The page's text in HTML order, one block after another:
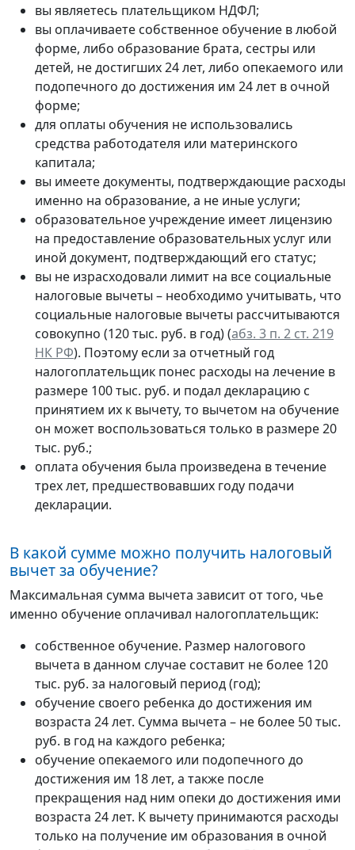
вы являетесь плательщиком НДФЛ;
вы оплачиваете собственное обучение в любой
форме, либо образование брата, сестры или
детей, не достигших 24 лет, либо опекаемого или
подопечного до достижения им 24 лет в очной
форме;
для оплаты обучения не использовались
средства работодателя или материнского
капитала;
вы имеете документы, подтверждающие расходы
именно на образование, а не иные услуги;
образовательное учреждение имеет лицензию
на предоставление образовательных услуг или
иной документ, подтверждающий его статус;
вы не израсходовали лимит на все социальные
налоговые вычеты – необходимо учитывать, что
социальные налоговые вычеты рассчитываются
совокупно (120 тыс. руб. в год) (абз. 3 п. 2 ст. 219
НК РФ). Поэтому если за отчетный год
налогоплательщик понес расходы на лечение в
размере 100 тыс. руб. и подал декларацию с
принятием их к вычету, то вычетом на обучение
он может воспользоваться только в размере 20
тыс. руб.;
оплата обучения была произведена в течение
трех лет, предшествовавших году подачи
декларации.
В какой сумме можно получить налоговый
вычет за обучение?
Максимальная сумма вычета зависит от того, чье
именно обучение оплачивал налогоплательщик:
собственное обучение. Размер налогового
вычета в данном случае составит не более 120
тыс. руб. за налоговый период (год);
обучение своего ребенка до достижения им
возраста 24 лет. Сумма вычета – не более 50 тыс.
руб. в год на каждого ребенка;
обучение опекаемого или подопечного до
достижения им 18 лет, а также после
прекращения над ним опеки до достижения ими
возраста 24 лет. К вычету принимаются расходы
только на получение им образования в очной